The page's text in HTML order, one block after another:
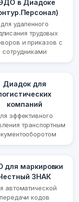
в Диадоке
для удаленного
трудовых
и приказов с
сотрудниками
Диадок для
компаний
эффективного
транспортным
для маркировки
ЗНАК
автоматической
передачи кодов